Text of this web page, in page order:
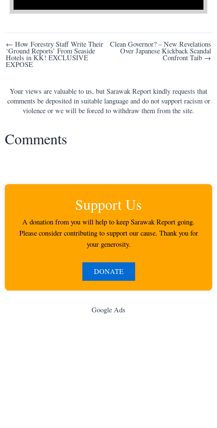
Post
navigation
← How Forestry Staff Write Their
‘Ground Reports’ From Seaside
Hotels in KK! EXCLUSIVE
EXPOSE
Clean Governor? – New Revelations
Over Japanese Kickback Scandal
Confront Taib →
Your views are valuable to us, but Sarawak Report kindly requests that
comments be deposited in suitable language and do not support racism or
violence or we will be forced to withdraw them from the site.
Comments
Support Us
A donation from you will help to keep Sarawak Report going.
Please consider contributing to support our cause. Thank you for
your generosity.
DONATE
Google Ads